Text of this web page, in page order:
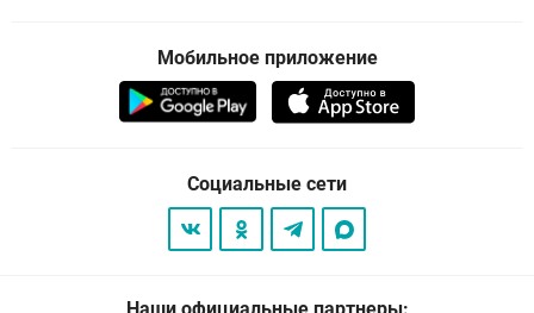
Мобильное приложение
Социальные сети